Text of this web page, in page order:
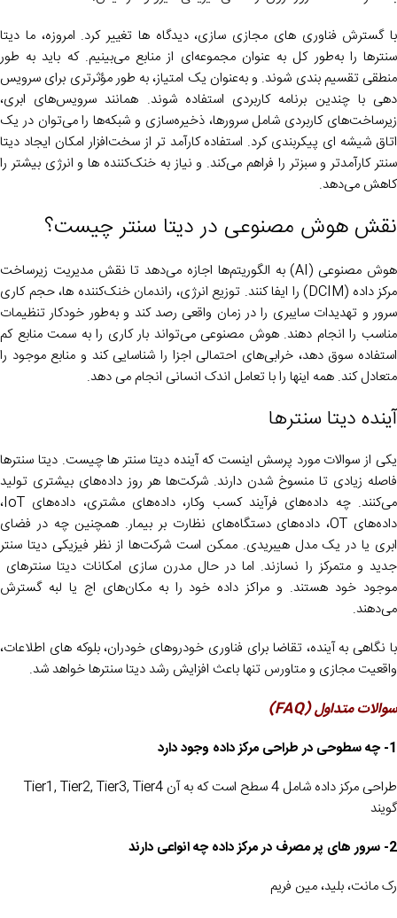
با گسترش فناوری های مجازی سازی، دیدگاه ها تغییر کرد. امروزه، ما دیتا
سنترها را به‌طور کل به ‌عنوان مجموعه‌ای از منابع می‌بینیم. که باید به ‌طور
منطقی تقسیم‌ بندی شوند. و به‌عنوان یک امتیاز، به‌ طور مؤثرتری برای سرویس‌
دهی با چندین برنامه کاربردی استفاده شوند. همانند سرویس‌های ابری،
زیرساخت‌های کاربردی شامل سرورها، ذخیره‌سازی و شبکه‌ها را می‌توان در یک
اتاق شیشه ای پیکربندی کرد. استفاده کارآمد تر از سخت‌افزار امکان ایجاد دیتا
سنتر کارآمدتر و سبزتر را فراهم می‌کند. و نیاز به خنک‌کننده ها و انرژی بیشتر را
کاهش می‌دهد.
نقش هوش مصنوعی در دیتا سنتر چیست؟
هوش مصنوعی (AI) به الگوریتم‌ها اجازه می‌دهد تا نقش مدیریت زیرساخت
مرکز داده (DCIM) را ایفا کنند. توزیع انرژی، راندمان خنک‌کننده ها، حجم کاری
سرور و تهدیدات سایبری را در زمان واقعی رصد کند و به‌طور خودکار تنظیمات
مناسب را انجام دهند. هوش مصنوعی می‌تواند بار کاری را به سمت منابع کم
استفاده سوق دهد، خرابی‌های احتمالی اجزا را شناسایی کند و منابع موجود را
متعادل کند. همه اینها را با تعامل اندک انسانی انجام می دهد.
آینده دیتا سنترها
یکی از سوالات مورد پرسش اینست که آینده دیتا سنتر ها چیست. دیتا سنترها
فاصله زیادی تا منسوخ شدن دارند. شرکت‌ها هر روز داده‌های بیشتری تولید
می‌کنند. چه داده‌های فرآیند کسب‌ وکار، داده‌های مشتری، داده‌های IoT،
داده‌های OT، داده‌های دستگاه‌های نظارت بر بیمار. همچنین چه در فضای
ابری یا در یک مدل هیبریدی. ممکن است شرکت‌ها از نظر فیزیکی دیتا سنتر
جدید و متمرکز را نسازند. اما در حال مدرن ‌سازی امکانات دیتا سنترهای
موجود خود هستند. و مراکز داده خود را به مکان‌های اج یا لبه گسترش
می‌دهند.
با نگاهی به آینده، تقاضا برای فناوری خودروهای خودران، بلوکه های اطلاعات،
واقعیت مجازی و متاورس تنها باعث افزایش رشد دیتا سنترها خواهد شد.
سوالات متداول (FAQ)
1- چه سطوحی در طراحی مرکز داده وجود دارد
طراحی مرکز داده شامل 4 سطح است که به آن Tier1, Tier2, Tier3, Tier4
گویند
2- سرور های پر مصرف در مرکز داده چه انواعی دارند
رک مانت، بلید، مین فریم